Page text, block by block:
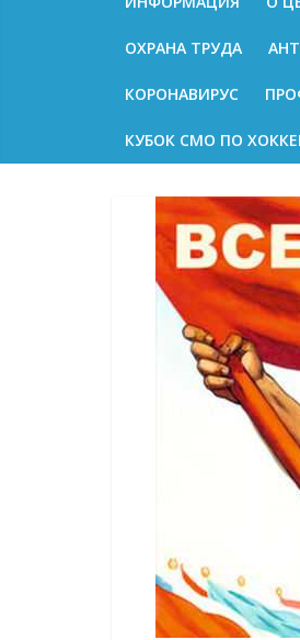
ОХРАНА ТРУДА
КОРОНАВИРУС
КУБОК СМО ПО